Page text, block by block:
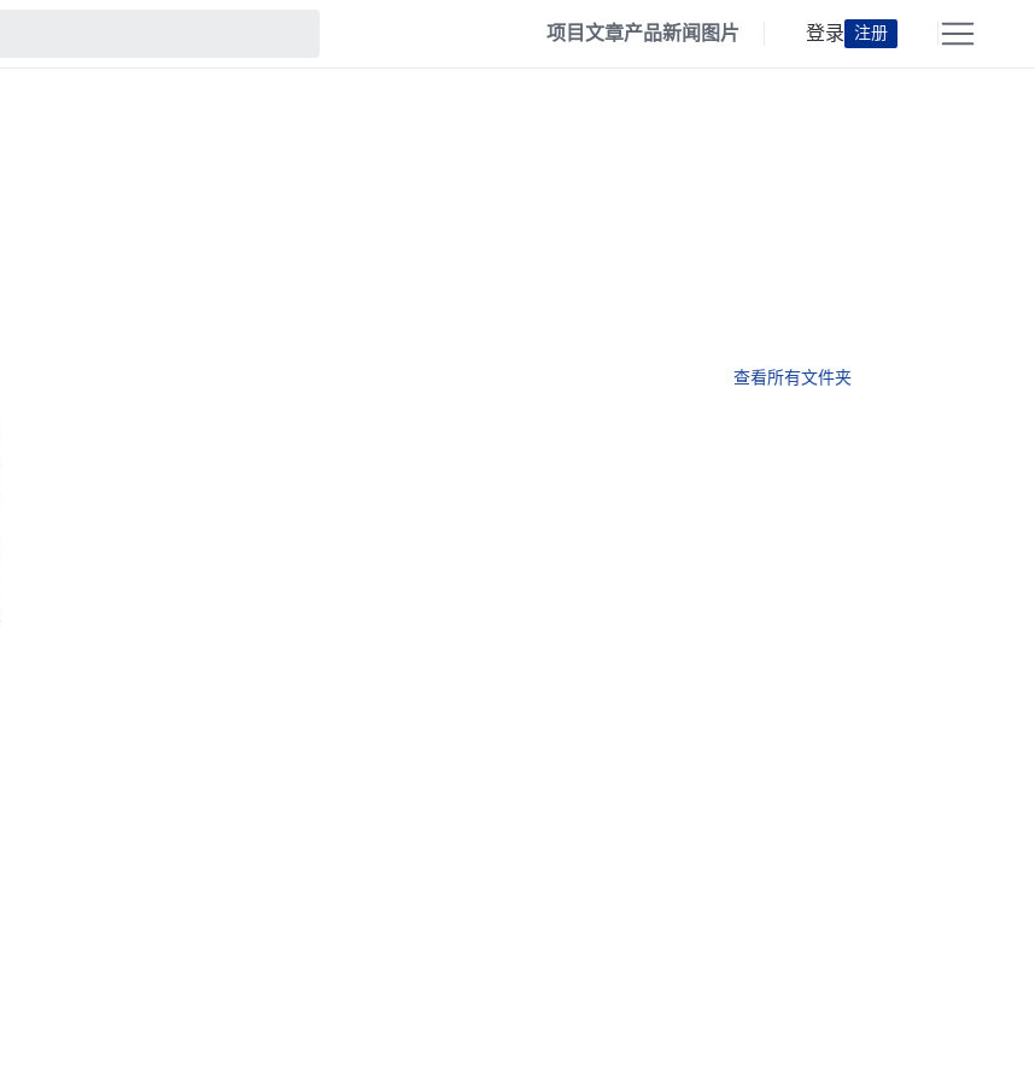
项目文章产品新闻 图片 登录 注册
查看所有文件夹